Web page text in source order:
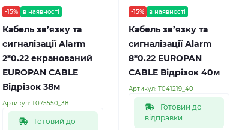
-15% в наявності
Кабель зв’язку та
сигналізації Alarm
2*0.22 екранований
EUROPAN CABLE
Відрізок 38м
Артикул: Т075550_38
Готовий до
-15% в наявності
Кабель зв’язку та
сигналізації Alarm
8*0.22 EUROPAN
CABLE Відрізок 40м
Артикул: Т041219_40
Готовий до
відправки